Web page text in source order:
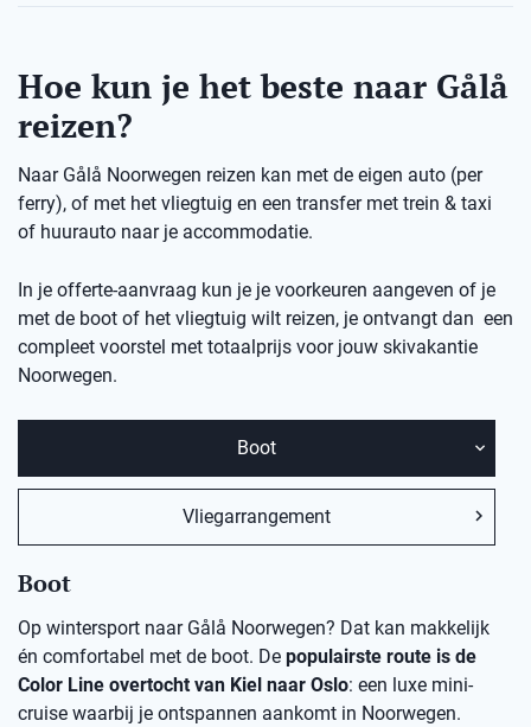
Hoe kun je het beste naar Gålå
reizen?
Naar Gålå Noorwegen reizen kan met de eigen auto (per
ferry), of met het vliegtuig en een transfer met trein & taxi
of huurauto naar je accommodatie.
In je offerte-aanvraag kun je je voorkeuren aangeven of je
met de boot of het vliegtuig wilt reizen, je ontvangt dan een
compleet voorstel met totaalprijs voor jouw skivakantie
Noorwegen.
Boot
Vliegarrangement
Boot
Op wintersport naar Gålå Noorwegen? Dat kan makkelijk
én comfortabel met de boot. De populairste route is de
Color Line overtocht van Kiel naar Oslo: een luxe mini-
cruise waarbij je ontspannen aankomt in Noorwegen.